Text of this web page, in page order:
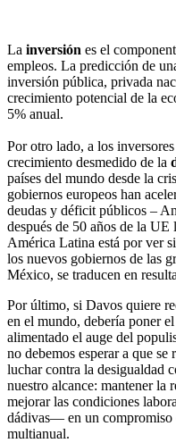
La inversión es el
empleos. La predicción de
inversión pública, privada
crecimiento potencial de la
5% anual.
Por otro lado, a los
crecimiento desmedido de la
países del mundo desde la
gobiernos europeos han
deudas y déficit públicos –
después de 50 años de la
América Latina está por ver
los nuevos gobiernos de las
México, se traducen en
Por último, si Davos quiere
en el mundo, debería poner
alimentado el auge del
no debemos esperar a que
luchar contra la desigualdad
nuestro alcance: mantener la
mejorar las condiciones
dádivas— en un compromiso
multianual.